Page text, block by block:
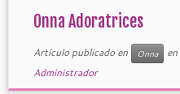
Onna Adoratrices
Artículo publicado en Onna en
Administrador